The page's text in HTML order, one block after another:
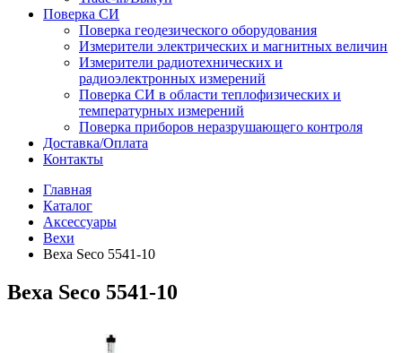
Поверка СИ
Поверка геодезического оборудования
Измерители электрических и магнитных величин
Измерители радиотехнических и
радиоэлектронных измерений
Поверка СИ в области теплофизических и
температурных измерений
Поверка приборов неразрушающего контроля
Доставка/Оплата
Контакты
Главная
Каталог
Аксессуары
Вехи
Веха Seco 5541-10
Веха Seco 5541-10